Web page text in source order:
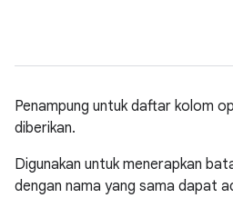
Penampung untuk daftar kolom
diberikan.
Digunakan untuk menerapkan
dengan nama yang sama dapat